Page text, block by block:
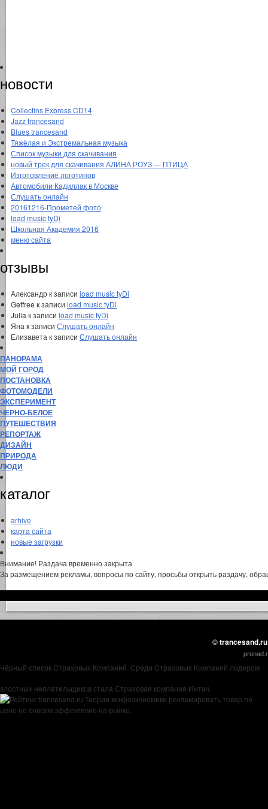
новости
Collectins Express CD14
Jazz trancesand
Blues trancesand
Тяжёлая и Экстремальная музыка
Список музыки для скачивания
новый трек для скачивания АЛИНА РОУЗ — ПТИЦА
Изготовление логотипов
Автомобили Кадиллак в Москве
Слушать онлайн
20161216-Прометей фото
load music tyDi
Школьная Академия 2016
меню сайта
отзывы
Александрк записи load music tyDi
Getfree к записи load music tyDi
Julia к записи load music tyDi
Яна к записи Слушать онлайн
Елизавета к записи Слушать онлайн
ПАНОРАМА
МОЙ ГОРОД
ПОСТАНОВКА
ФОТОМОДЕЛИ
ЭКСПЕРИМЕНТ
ЧЁРНО-БЕЛОЕ
ПУТЕШЕСТВИЯ
РЕПОРТАЖ
ДИЗАЙН
ПРИРОДА
ЛЮДИ
каталог
arhive
карта сайта
новые загрузки
Внимание! Раздача временно закрыта
За размещением рекламы, вопросы по сайту, просьбы открыть раздачу,
©trancesand.ru
Чёрный список Cтраховых Компаний. Среди Cтраховых Компаний лидером
злостных неплательщиков стала Страховая компания Интач.
Теория микроэкономики рекламировать товар по
цене не совсем эффективно на рынке.